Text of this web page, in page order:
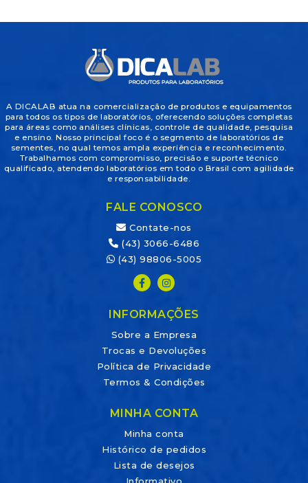
A DICALAB atua na comercialização de produtos e equipamentos
para todos os tipos de laboratórios, oferecendo soluções completas
para áreas como análises clínicas, controle de qualidade, pesquisa
e ensino. Nosso principal foco é o segmento de laboratórios de
sementes, no qual temos ampla experiência e reconhecimento.
Trabalhamos com compromisso, precisão e suporte técnico
qualificado, atendendo laboratórios em todo o Brasil com agilidade
e responsabilidade.
FALE CONOSCO
Contate-nos
(43) 3066-6486
(43) 98806-5005
INFORMAÇÕES
Sobre a Empresa
Trocas e Devoluções
Política de Privacidade
Termos & Condições
MINHA CONTA
Minha conta
Histórico de pedidos
Lista de desejos